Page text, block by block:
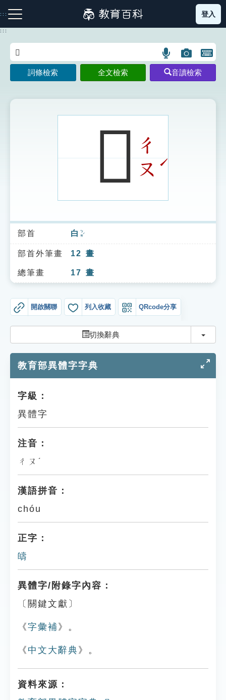
到
主
:::
注音索引圖示 筆畫索引圖示 部首索引表圖示
索引選單
知識索引
單字索引
貓頭鷹博士
登入
:::
語
言
搜
示
圖
片
搜
開
鍵
圖
詞條檢索 全文檢索 音讀檢索
𤾦ㄔ
ㄡˊ
部首 白 ㄅㄞˊ
部首外筆畫 12 畫
總筆畫 17 畫
開啟關聯 列入收藏 QRcode分享
切換辭典 切換
教育部異體字字典
字級：
異體字
注音：
ㄔㄡˊ
漢語拼音：
chóu
正字：
㿧
異體字/附錄字內容：
〔關鍵文獻〕
《字彙補 》。
《 中文大辭典 》。
資料來源：